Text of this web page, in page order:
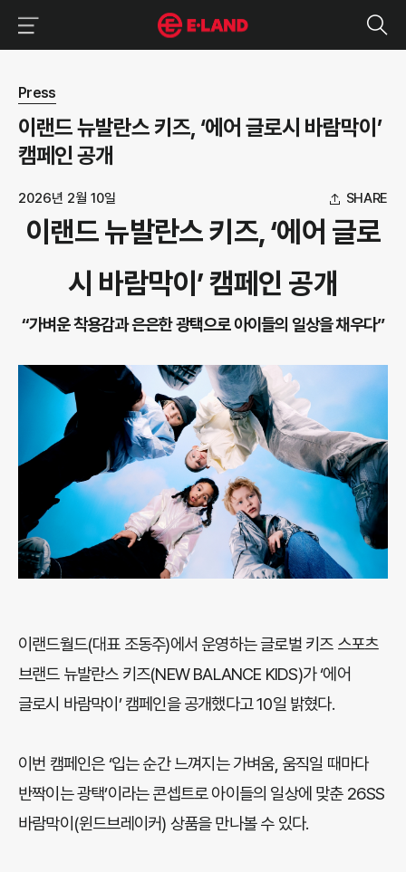
뉴스 상세보기
Press
이랜드 뉴발란스 키즈, ‘에어 글로시 바람막이’
캠페인 공개
2026년 2월 10일 SHARE
이랜드 뉴발란스 키즈, ‘에어 글로
시 바람막이’ 캠페인 공개
“가벼운 착용감과 은은한 광택으로 아이들의 일상을 채우다”
이랜드월드(대표 조동주)에서 운영하는 글로벌 키즈 스포츠
브랜드 뉴발란스 키즈(NEW BALANCE KIDS)가 ‘에어
글로시 바람막이’ 캠페인을 공개했다고 10일 밝혔다.
이번 캠페인은 ‘입는 순간 느껴지는 가벼움, 움직일 때마다
반짝이는 광택’이라는 콘셉트로 아이들의 일상에 맞춘 26SS
바람막이(윈드브레이커) 상품을 만나볼 수 있다.